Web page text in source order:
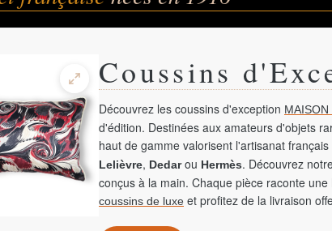
Coussins
Découvrez les coussins d'exception
d'édition. Destinées aux amateurs d'objets
haut de gamme valorisent l'artisanat
Lelièvre, Dedarou Hermès. Découvrez
conçus à la main. Chaque pièce raconte
coussins de luxe et profitez de la livraison